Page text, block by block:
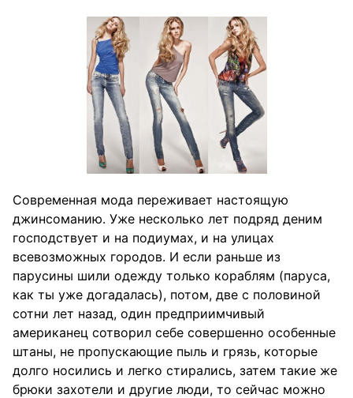
Современная мода переживает настоящую
джинсоманию. Уже несколько лет подряд деним
господствует и на подиумах, и на улицах
всевозможных городов. И если раньше из
парусины шили одежду только кораблям (паруса,
как ты уже догадалась), потом, две с половиной
сотни лет назад, один предприимчивый
американец сотворил себе совершенно особенные
штаны, не пропускающие пыль и грязь, которые
долго носились и легко стирались, затем такие же
брюки захотели и другие люди, то сейчас можно